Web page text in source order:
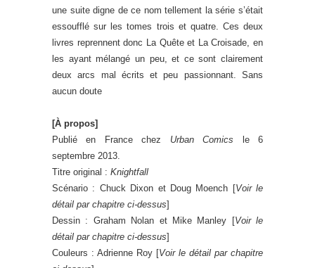
une suite digne de ce nom tellement la série s’était
essoufflé sur les tomes trois et quatre. Ces deux
livres reprennent donc La Quête et La Croisade, en
les ayant mélangé un peu, et ce sont clairement
deux arcs mal écrits et peu passionnant. Sans
aucun doute
[À propos]
Publié en France chez Urban Comics le 6
septembre 2013.
Titre original : Knightfall
Scénario : Chuck Dixon et Doug Moench [Voir le
détail par chapitre ci-dessus]
Dessin : Graham Nolan et Mike Manley [Voir le
détail par chapitre ci-dessus]
Couleurs : Adrienne Roy [Voir le détail par chapitre